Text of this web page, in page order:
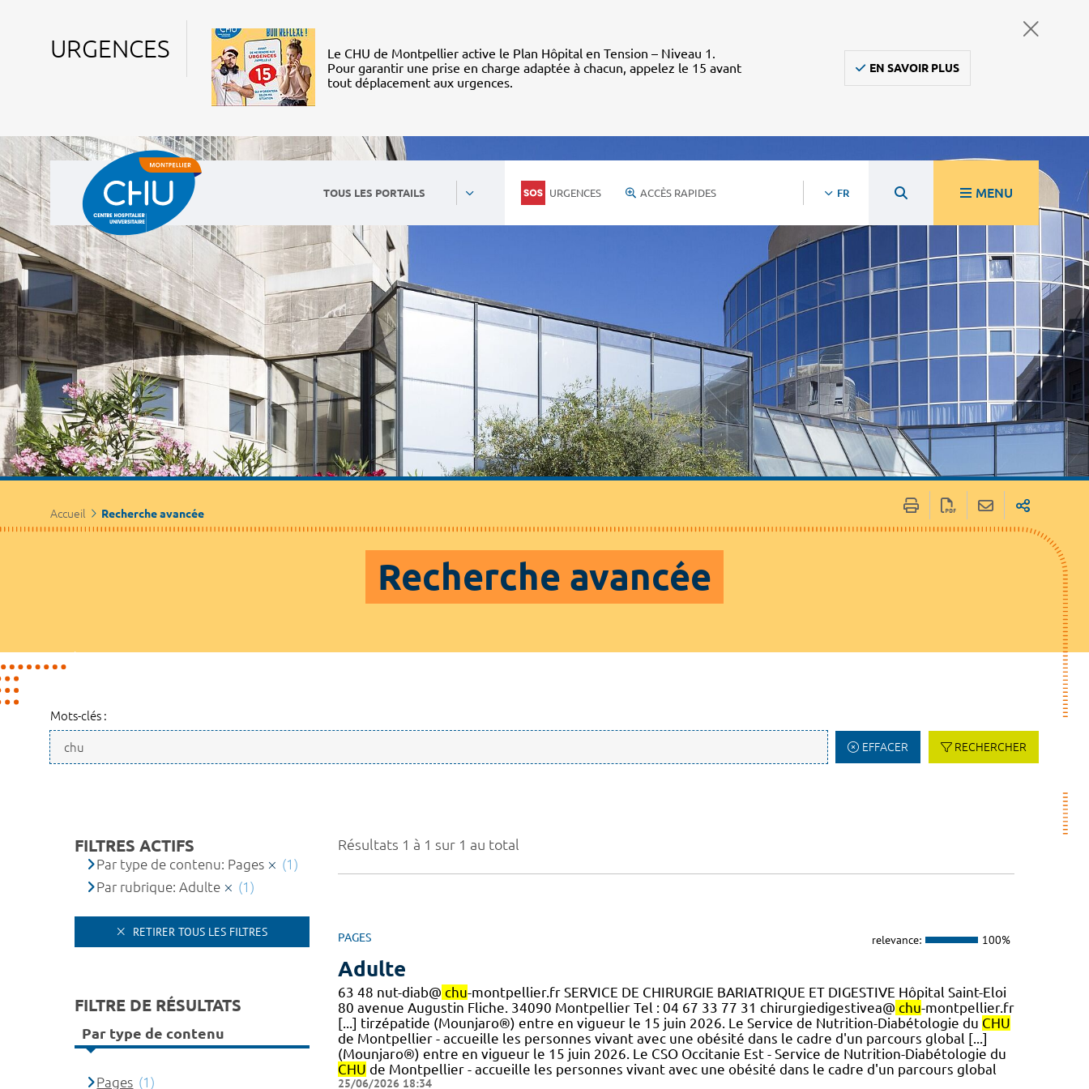
URGENCES
Le CHU de Montpellier active le Plan Hôpital en Tension – Niveau 1.
Pour garantir une prise en charge adaptée à chacun, appelez le 15 avant
tout déplacement aux urgences.
EN SAVOIR PLUS
TOUS LES PORTAILS URGENCES ACCÈS RAPIDES FR MENU
Accueil Recherche avancée
Recherche avancée
Mots-clés :
EFFACER RECHERCHER
Résultats 1 à 1 sur 1 au total
PAGES relevance: 100%
Adulte
63 48 nut-diab@ chu-montpellier.fr SERVICE DE CHIRURGIE BARIATRIQUE ET DIGESTIVE Hôpital Saint-Eloi
80 avenue Augustin Fliche. 34090 Montpellier Tel : 04 67 33 77 31 chirurgiedigestivea@ chu-montpellier.fr
[...] tirzépatide (Mounjaro®) entre en vigueur le 15 juin 2026. Le Service de Nutrition-Diabétologie du CHU
de Montpellier - accueille les personnes vivant avec une obésité dans le cadre d'un parcours global [...]
(Mounjaro®) entre en vigueur le 15 juin 2026. Le CSO Occitanie Est - Service de Nutrition-Diabétologie du
CHU de Montpellier - accueille les personnes vivant avec une obésité dans le cadre d'un parcours global
25/06/2026 18:34
FILTRES ACTIFS
Par type de contenu: Pages
(1)
Par rubrique: Adulte
(1)
RETIRER TOUS LES FILTRES
FILTRE DE RÉSULTATS
Par type de contenu
Pages (1)